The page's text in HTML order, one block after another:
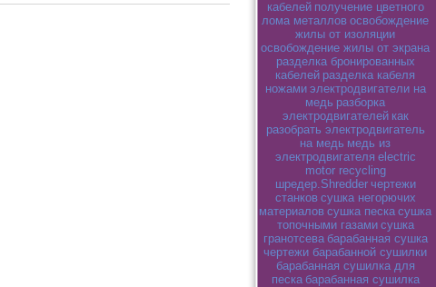
кабелей получение цветного
лома металлов освобождение
жилы от изоляции
освобождение жилы от экрана
разделка бронированных
кабелей разделка кабеля
ножами электродвигатели на
медь разборка
электродвигателей как
разобрать электродвигатель
на медь медь из
электродвигателя electric
motor recycling
шредер.Shredder чертежи
станков сушка негорючих
материалов сушка песка сушка
топочными газами сушка
гранотсева барабанная сушка
чертежи барабанной сушилки
барабанная сушилка для
песка барабанная сушилка